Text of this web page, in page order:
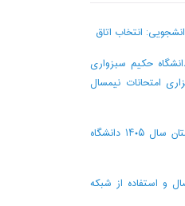
انتخاب اتاق
حکیم سبزواری
امتحانات نیمسال
اطلاعیه برگزاری ترم تابستان سال ۱۴۰۵ دانشگاه
و استفاده از شبکه